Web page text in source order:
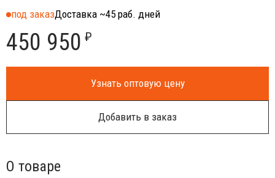
под заказДоставка ~45 раб. дней
450 950 ₽
Узнать оптовую цену
Добавить в заказ
О товаре